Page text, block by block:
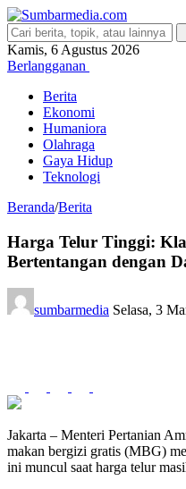
Kamis, 6 Agustus 2026
Berlangganan
Berita
Ekonomi
Humaniora
Olahraga
Gaya Hidup
Teknologi
Beranda/Berita
Harga Telur Tinggi:
Bertentangan dengan
sumbarmedia Selasa, 3
Jakarta – Menteri Pertanian
makan bergizi gratis (MBG)
ini muncul saat harga telur